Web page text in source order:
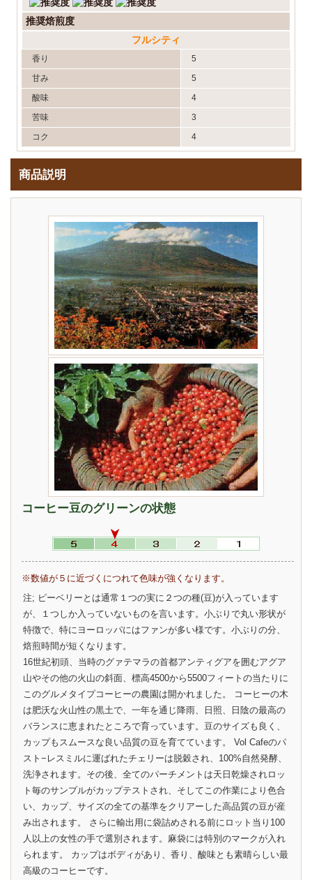
推奨焙煎度
フルシティ
香り
5
甘み
5
酸味
4
苦味
3
コク
4
商品説明
コーヒー豆のグリーンの状態
※数値が５に近づくにつれて色味が強くなります。
注; ピーベリーとは通常１つの実に２つの種(豆)が入っています
が、１つしか入っていないものを言います。小ぶりで丸い形状が
特徴で、特にヨーロッパにはファンが多い様です。小ぶりの分、
焙煎時間が短くなります。
16世紀初頭、当時のグァテマラの首都アンティグアを囲むアグア
山やその他の火山の斜面、標高4500から5500フィートの当たりに
このグルメタイプコーヒーの農園は開かれました。 コーヒーの木
は肥沃な火山性の黒土で、一年を通じ降雨、日照、日陰の最高の
バランスに恵まれたところで育っています。豆のサイズも良く、
カップもスムースな良い品質の豆を育てています。 Vol Cafeのパ
スト−レスミルに運ばれたチェリーは脱穀され、100%自然発酵、
洗浄されます。その後、全てのパーチメントは天日乾燥されロッ
ト毎のサンプルがカップテストされ、そしてこの作業により色合
い、カップ、サイズの全ての基準をクリアーした高品質の豆が産
み出されます。 さらに輸出用に袋詰めされる前にロット当り100
人以上の女性の手で選別されます。麻袋には特別のマークが入れ
られます。 カップはボディがあり、香り、酸味とも素晴らしい最
高級のコーヒーです。